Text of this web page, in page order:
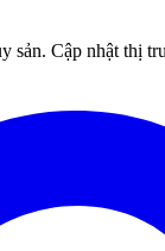
sản. Cập nhật thị